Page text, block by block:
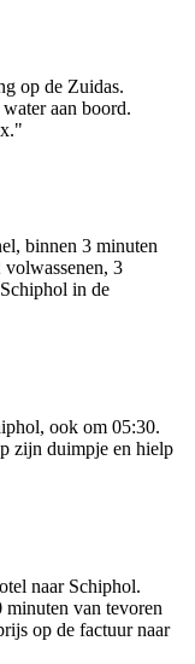
op de Zuidas.
aan boord.
"
binnen 3 minuten
3
in de
ook om 05:30.
zijn duimpje en hielp
naar Schiphol.
minuten van tevoren
op de factuur naar